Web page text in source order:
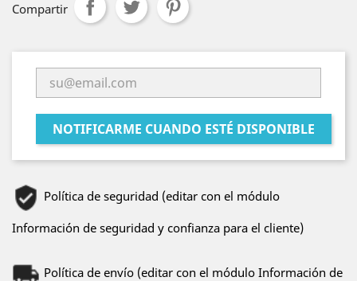
Compartir
NOTIFICARME CUANDO ESTÉ DISPONIBLE
Política de seguridad (editar con el módulo
Información de seguridad y confianza para el cliente)
Política de envío (editar con el módulo Información de